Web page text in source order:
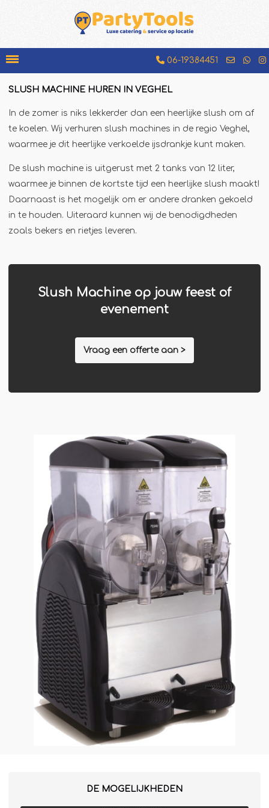
06-19384451
Chocolademelkkraam
Foodtruck
Glühweinkraam
Popcornmachine
Stroopwafelkraam
Sinaasappelpers
Suikerspinmachine
Wafelkraam
Winterkraam
Winterhuisje
SLUSH MACHINE HUREN IN VEGHEL
In de zomer is niks lekkerder dan een heerlijke slush om af
te koelen. Wij verhuren slush machines in de regio Veghel,
waarmee je dit heerlijke verkoelde ijsdrankje kunt maken.
De slush machine is uitgerust met 2 tanks van 12 liter,
waarmee je binnen de kortste tijd een heerlijke slush maakt!
Daarnaast is het mogelijk om er andere dranken gekoeld
in te houden. Uiteraard kunnen wij de benodigdheden
zoals bekers en rietjes leveren.
Slush Machine op jouw feest of
evenement
Vraag een offerte aan >
DE MOGELIJKHEDEN